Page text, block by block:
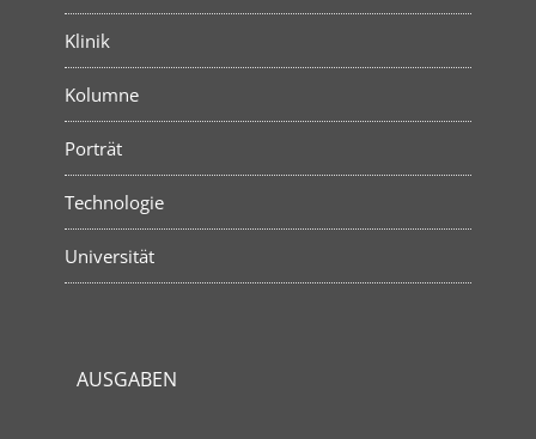
Klinik
Kolumne
Porträt
Technologie
Universität
AUSGABEN